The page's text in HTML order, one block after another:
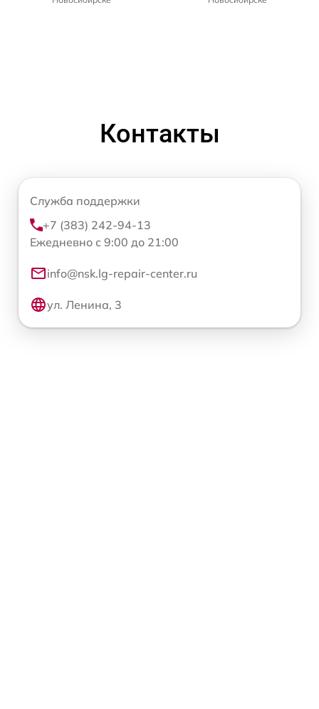
Контакты
Служба поддержки
+7 (383) 242-94-13
Ежедневно с 9:00 до 21:00
info@nsk.lg-repair-center.ru
ул. Ленина, 3